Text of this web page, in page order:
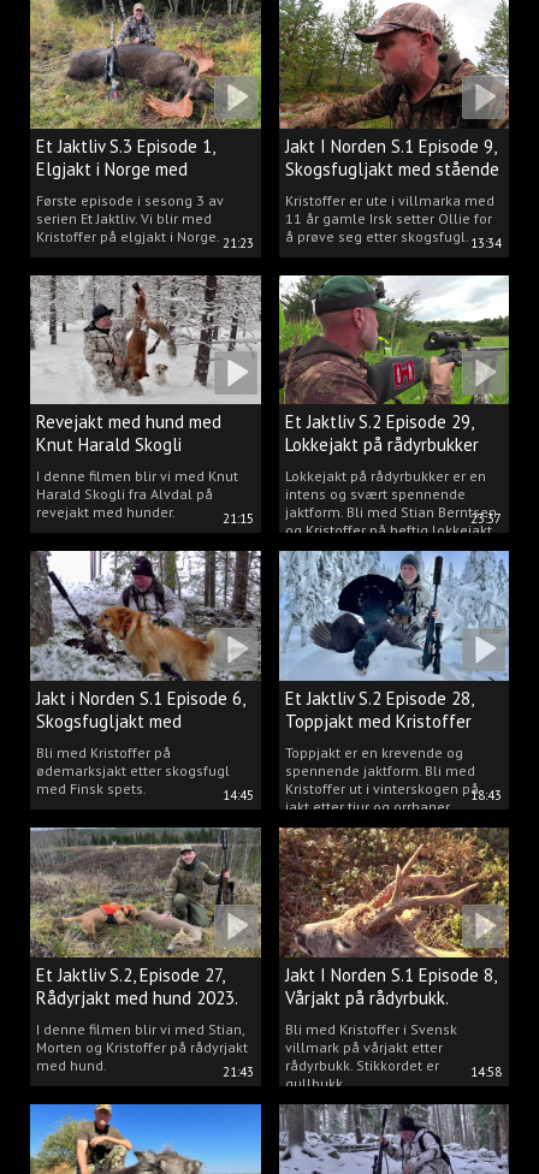
21:23
Et Jaktliv S.3 Episode 1,
Elgjakt i Norge med
Kristoffer Clausen
Første episode i sesong 3 av
serien Et Jaktliv. Vi blir med
Kristoffer på elgjakt i Norge.
13:34
Jakt I Norden S.1 Episode 9,
Skogsfugljakt med stående
hund.
Kristoffer er ute i villmarka med
11 år gamle Irsk setter Ollie for
å prøve seg etter skogsfugl.
21:15
Revejakt med hund med
Knut Harald Skogli
I denne filmen blir vi med Knut
Harald Skogli fra Alvdal på
revejakt med hunder.
23:37
Et Jaktliv S.2 Episode 29,
Lokkejakt på rådyrbukker
med Stian og Kristoffer
Lokkejakt på rådyrbukker er en
intens og svært spennende
jaktform. Bli med Stian Berntsen
og Kristoffer på heftig lokkejakt.
14:45
Jakt i Norden S.1 Episode 6,
Skogsfugljakt med
spetshund.
Bli med Kristoffer på
ødemarksjakt etter skogsfugl
med Finsk spets.
18:43
Et Jaktliv S.2 Episode 28,
Toppjakt med Kristoffer
Clausen
Toppjakt er en krevende og
spennende jaktform. Bli med
Kristoffer ut i vinterskogen på
jakt etter tiur og orrhaner.
21:43
Et Jaktliv S.2, Episode 27,
Rådyrjakt med hund 2023.
I denne filmen blir vi med Stian,
Morten og Kristoffer på rådyrjakt
med hund.
14:58
Jakt I Norden S.1 Episode 8,
Vårjakt på rådyrbukk.
Bli med Kristoffer i Svensk
villmark på vårjakt etter
rådyrbukk. Stikkordet er
gullbukk.